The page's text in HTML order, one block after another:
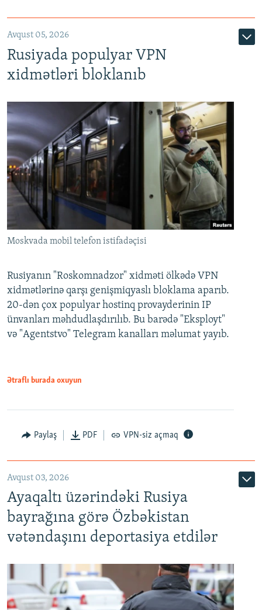
Avqust 05, 2026
Rusiyada populyar VPN
xidmətləri bloklanıb
Moskvada mobil telefon istifadəçisi
Rusiyanın "Roskomnadzor" xidməti ölkədə VPN
xidmətlərinə qarşı genişmiqyaslı bloklama aparıb.
20-dən çox populyar hostinq provayderinin IP
ünvanları məhdudlaşdırılıb. Bu barədə "Eksployt"
və "Agentstvo" Telegram kanalları məlumat yayıb.
Ətraflı burada oxuyun
Paylaş PDF VPN-siz açmaq
Avqust 03, 2026
Ayaqaltı üzərindəki Rusiya
bayrağına görə Özbəkistan
vətəndaşını deportasiya etdilər